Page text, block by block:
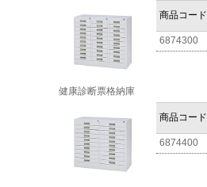
商品コード
6874300
健康診断票格納庫
商品コード
6874400